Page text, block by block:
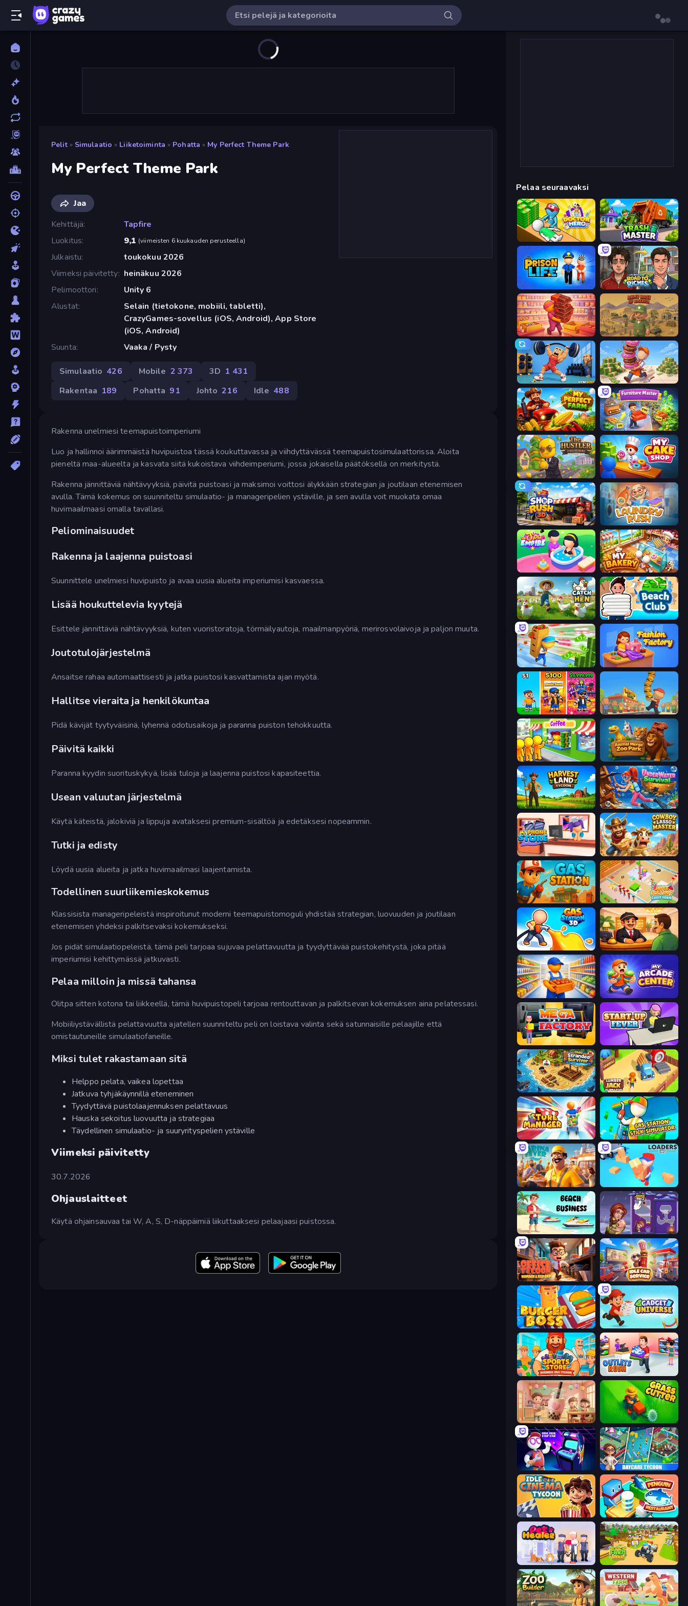
Pelit » Simulaatio » Liiketoiminta » Pohatta » My Perfect Theme Park
My Perfect Theme Park
Jaa
Kehittäjä
Tapfire
Luokitus
9,1 (viimeisten 6 kuukauden perusteella)
Julkaistu
toukokuu 2026
Viimeksi päivitetty heinäkuu 2026
Pelimoottori
Unity 6
Alustat
Selain (tietokone, mobiili, tabletti),
CrazyGames-sovellus (iOS, Android), App Store
(iOS, Android)
Suunta
Vaaka / Pysty
Simulaatio 426 Mobile 2 373 3D 1 431
Rakentaa 189 Pohatta 91 Johto 216 Idle 488
Rakenna unelmiesi teemapuistoimperiumi
Luo ja hallinnoi äärimmäistä huvipuistoa tässä koukuttavassa ja viihdyttävässä teemapuistosimulaattorissa. Aloita
pieneltä maa-alueelta ja kasvata siitä kukoistava viihdeimperiumi, jossa jokaisella päätöksellä on merkitystä.
Rakenna jännittäviä nähtävyyksiä, päivitä puistoasi ja maksimoi voittosi älykkään strategian ja joutilaan etenemisen
avulla. Tämä kokemus on suunniteltu simulaatio- ja manageripelien ystäville, ja sen avulla voit muokata omaa
huvimaailmaasi omalla tavallasi.
Peliominaisuudet
Rakenna ja laajenna puistoasi
Suunnittele unelmiesi huvipuisto ja avaa uusia alueita imperiumisi kasvaessa.
Lisää houkuttelevia kyytejä
Esittele jännittäviä nähtävyyksiä, kuten vuoristoratoja, törmäilyautoja, maailmanpyöriä, merirosvolaivoja ja paljon muuta.
Joutotulojärjestelmä
Ansaitse rahaa automaattisesti ja jatka puistosi kasvattamista ajan myötä.
Hallitse vieraita ja henkilökuntaa
Pidä kävijät tyytyväisinä, lyhennä odotusaikoja ja paranna puiston tehokkuutta.
Päivitä kaikki
Paranna kyydin suorituskykyä, lisää tuloja ja laajenna puistosi kapasiteettia.
Usean valuutan järjestelmä
Käytä käteistä, jalokiviä ja lippuja avataksesi premium-sisältöä ja edetäksesi nopeammin.
Tutki ja edisty
Löydä uusia alueita ja jatka huvimaailmasi laajentamista.
Todellinen suurliikemieskokemus
Klassisista manageripeleistä inspiroitunut moderni teemapuistomoguli yhdistää strategian, luovuuden ja joutilaan
etenemisen yhdeksi palkitsevaksi kokemukseksi.
Jos pidät simulaatiopeleistä, tämä peli tarjoaa sujuvaa pelattavuutta ja tyydyttävää puistokehitystä, joka pitää
imperiumisi kehittymässä jatkuvasti.
Pelaa milloin ja missä tahansa
Olitpa sitten kotona tai liikkeellä, tämä huvipuistopeli tarjoaa rentouttavan ja palkitsevan kokemuksen aina pelatessasi.
Mobiiliystävällistä pelattavuutta ajatellen suunniteltu peli on loistava valinta sekä satunnaisille pelaajille että
omistautuneille simulaatiofaneille.
Miksi tulet rakastamaan sitä
Helppo pelata, vaikea lopettaa
Jatkuva tyhjäkäynnillä eteneminen
Tyydyttävä puistolaajennuksen pelattavuus
Hauska sekoitus luovuutta ja strategiaa
Täydellinen simulaatio- ja suuryrityspelien ystäville
Viimeksi päivitetty
30.7.2026
Ohjauslaitteet
Käytä ohjainsauvaa tai W, A, S, D-näppäimiä liikuttaaksesi pelaajaasi puistossa.
Pelaa seuraavaksi
Doctor Hero Trash Master
Prison Life Life Simulator: Road to Riches
Candy Packing Store Army Base Of America
Gym Boss Donut Place
My Perfect Farm Furniture Master: Idle Tycoon
The Hustler My Cake Shop
Shop Rush 3D Laundry Rush
Spa Empire My bakery
Catch the Hen Beach Club
Supermarket Empire Fashion Factory
Music Band Burger Life
Coffee Idle Animal Merge Zoo Park
Harvest Land Tycoon Underwater Survival
My Phone Store Cowboy Lasso Master
Gas Station Juice Factory - Fruit Farm
Gas Station 3D
Supermarket Manager My Arcade Center
Mega Factory StartUp Fever
Obby Stranded Survivor Lumberjack 3D Simulator
Store Manager Gas Station - Stick Simulator
Marina Fever Tycoon
Beach Business Home Pin 2
Office Tycoon: Expand & Manage Idle Car Service: Tycoon
Burger Boss Gadget Universe
Sports Store: Idle Business Tycoon Outlets Rush
Boba Shop
Arcade Empire DayCare Tycoon
Idle Cinema Tycoon Penguin Restaurant
Pet Healer - Vet Hospital Farm Land 3D